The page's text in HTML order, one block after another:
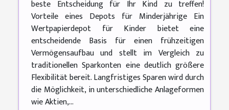
beste Entscheidung für Ihr Kind zu treffen!
Vorteile eines Depots für Minderjährige Ein
Wertpapierdepot für Kinder bietet eine
entscheidende Basis für einen frühzeitigen
Vermögensaufbau und stellt im Vergleich zu
traditionellen Sparkonten eine deutlich größere
Flexibilität bereit. Langfristiges Sparen wird durch
die Möglichkeit, in unterschiedliche Anlageformen
wie Aktien,...